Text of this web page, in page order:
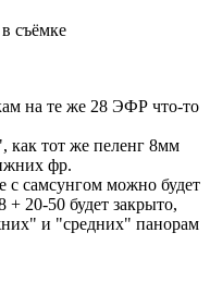
съёмке
на те же 28 ЭФР что-то
как тот же пеленг 8мм
фр.
самсунгом можно будет
+ 20-50 будет закрыто,
и "средних" панорам